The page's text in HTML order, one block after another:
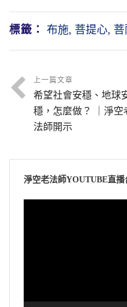
標籤： 布施, 菩提心, 菩
上一篇文章
希望社會安穩、地球
穩，怎麼做？ ｜淨空
法師開示
淨空老法師YOUTUBE直播